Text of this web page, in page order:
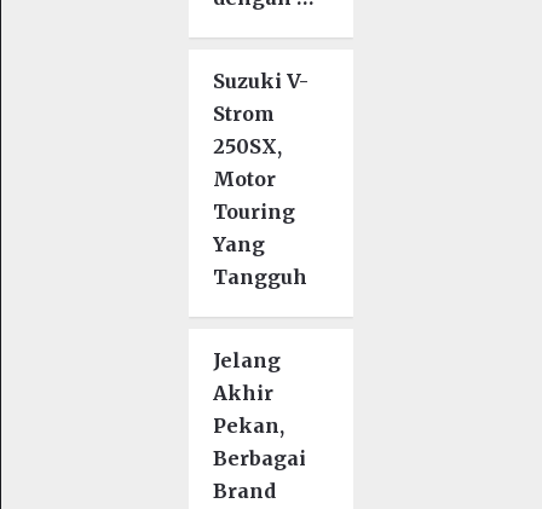
Suzuki V-
Strom
250SX,
Motor
Touring
Yang
Tangguh
Jelang
Akhir
Pekan,
Berbagai
Brand